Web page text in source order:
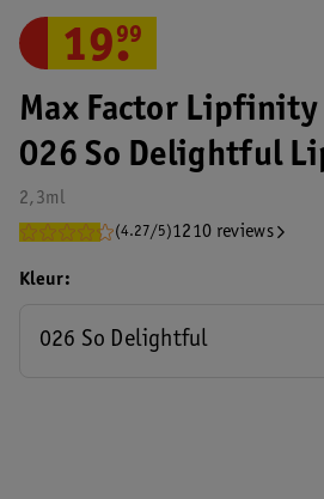
Max Factor Lipfinity
026 So Delightful
2,3ml
(4.27/5)1210 reviews
19.
99
Kleur
026 So Delightful